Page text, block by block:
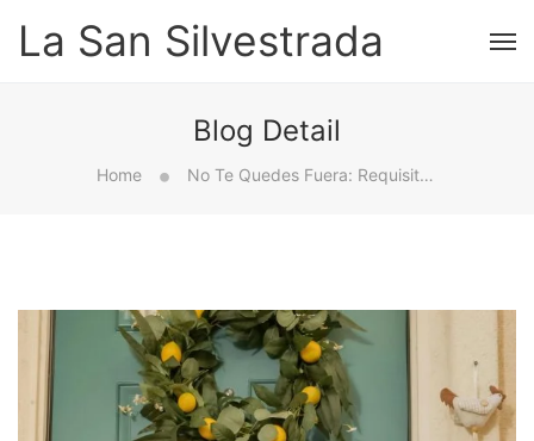
La San Silvestrada
Blog Detail
Home No Te Quedes Fuera: Requisitos Indispensables Para Superar Las Oposiciones De Correos